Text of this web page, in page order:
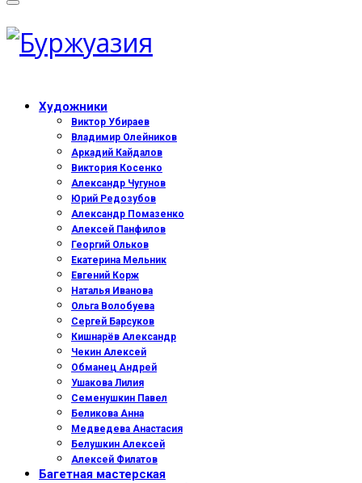
Художники
Виктор Убираев
Владимир Олейников
Аркадий Кайдалов
Виктория Косенко
Александр Чугунов
Юрий Редозубов
Александр Помазенко
Алексей Панфилов
Георгий Ольков
Екатерина Мельник
Евгений Корж
Наталья Иванова
Ольга Волобуева
Сергей Барсуков
Кишнарёв Александр
Чекин Алексей
Обманец Андрей
Ушакова Лилия
Семенушкин Павел
Беликова Анна
Медведева Анастасия
Белушкин Алексей
Алексей Филатов
Багетная мастерская